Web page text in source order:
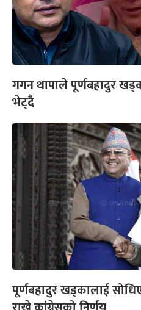
गगन थापाले पूर्णबहादुर
भेट्दै
पूर्णबहादुर खड्कालाई